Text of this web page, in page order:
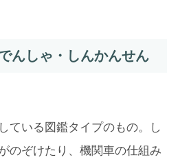
んしゃ・しんかんせん
ている図鑑タイプのもの。し
のぞけたり、機関車の仕組み